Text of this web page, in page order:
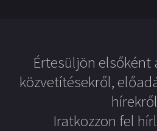
Értesüljön elsőként
közvetítésekről,
Iratkozzon fel